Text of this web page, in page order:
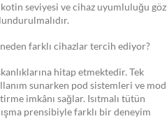
seviyesi ve cihaz uyumluluğu göz
farklı cihazlar tercih ediyor?
hitap etmektedir. Tek
sunarken pod sistemleri ve mod
imkânı sağlar. Isıtmalı tütün
prensibiyle farklı bir deneyim